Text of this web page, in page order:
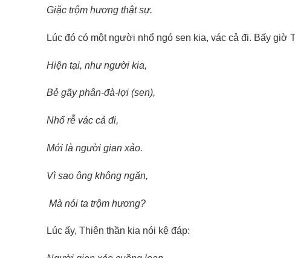
Giặc trộm hương thật sự.
Lúc đó có một người nhổ ngó sen kia, vác cả đi. Bấy giờ
Hiện tại, như người kia,
Bẻ gãy phân-đà-lợi (sen),
Nhổ rễ vác cả đi,
Mới là người gian xảo.
Vì sao ông không ngăn,
Mà nói ta trộm hương?
Lúc ấy, Thiên thần kia nói kệ đáp: